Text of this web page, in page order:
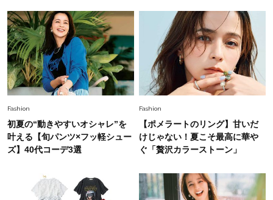
は？」
Lifestyle 2026.5.22
梅宮アンナさん 電撃婚から1年、家族の価値観
を育み中「理想の暮らしよりも今の心地よさを選
んだ」
中村ゆりさん「40代になり、やっと“仕事以外の
幸福感”に目が向いた」ライフスタイルも、服も
白黒でもこんなに華やぐ！40代、夏の「甘めト
ップス×パンツ」コーデ〈3選〉
Fashion
初夏の“動きやすいオシャレ”を
叶える【旬パンツ×フッ軽シュー
ズ】40代コーデ3選
Fashion
【ポメラートのリング】甘いだ
けじゃない！夏こそ最高に華や
ぐ「贅沢カラーストーン」